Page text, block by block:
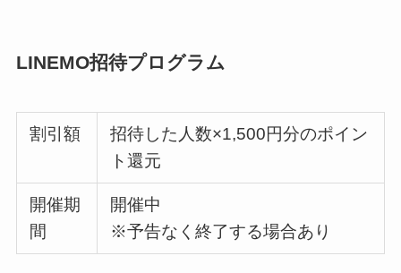
LINEMO招待プログラム
割引額
招待した人数×1,500円分のポイン
ト還元
開催期
間
開催中
※予告なく終了する場合あり